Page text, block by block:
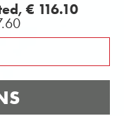
€ 116.10